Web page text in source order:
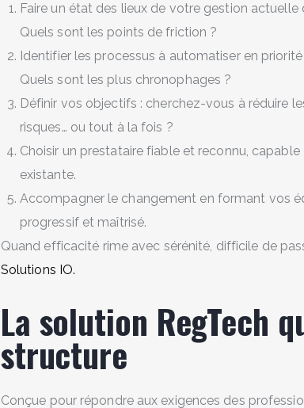
Faire un état des lieux de votre gestion
Quels sont les points de friction ?
Identifier les processus à automatiser en priorité
Quels sont les plus chronophages ?
Définir vos objectifs : cherchez-vous à réduire
risques… ou tout à la fois ?
Choisir un prestataire fiable et reconnu,
existante.
Accompagner le changement en formant vos
progressif et maîtrisé.
Quand efficacité rime avec sérénité, difficile de
Solutions IO.
La solution RegTech
structure
Conçue pour répondre aux exigences des